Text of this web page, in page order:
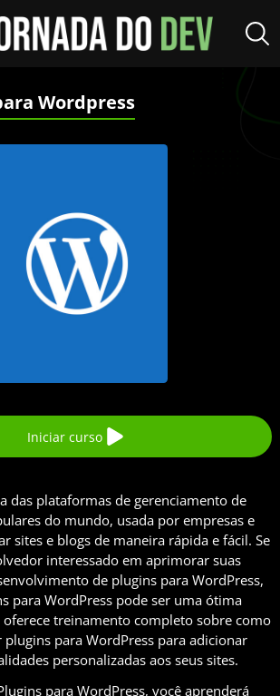
Wordpress
Iniciar curso
das plataformas de gerenciamento de
do mundo, usada por empresas e
sites e blogs de maneira rápida e fácil. Se
interessado em aprimorar suas
de plugins para WordPress,
para WordPress pode ser uma ótima
oferece treinamento completo sobre como
para WordPress para adicionar
personalizadas aos seus sites.
para WordPress, você aprenderá